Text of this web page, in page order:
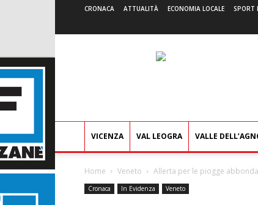
CRONACA ATTUALITÀ ECONOMIA LOCALE SPORT
VICENZA VAL LEOGRA VALLE
Home Veneto Allerta per le piogge
Cronaca In Evidenza Veneto